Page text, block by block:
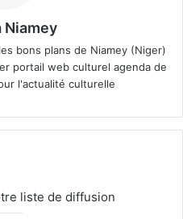
Niamey
bons plans de Niamey (Niger)
portail web culturel agenda de
l'actualité culturelle
liste de diffusion